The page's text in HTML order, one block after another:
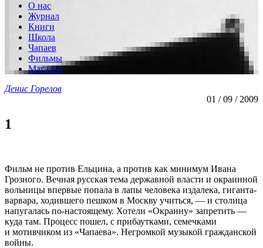
О нас
Журнал
Книги
Школа
Чапаев
Фильмы
Магазин
Денис Горелов
01 / 09 / 2009
1
Фильм не против Ельцина, а против как минимум Ивана
Грозного. Вечная русская тема державной власти и окраинной
вольницы впервые попала в лапы человека издалека, гиганта-
варвара, ходившего пешком в Москву учиться, — и столица
напугалась по-настоящему. Хотели «Окраину» запретить —
куда там. Процесс пошел, с прибаутками, семечками
и мотивчиком из «Чапаева». Негромкой музыкой гражданской
войны.